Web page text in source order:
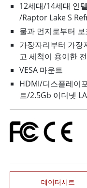
12세대/14세대 인
/Raptor Lake S
물과 먼지로부터
가장자리부터 가장
고 세척이 용이한
VESA 마운트
HDMI/디스플레이
트/2.5Gb 이더넷
데이터시트